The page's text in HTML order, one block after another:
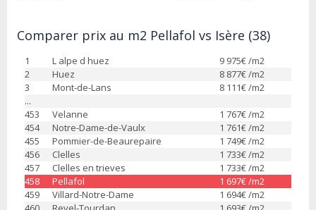
Comparer prix au m2 Pellafol vs Isère (38)
1 L alpe d huez 9 975€ /m2
2
Huez 8 877€ /m2
3
Mont-de-Lans 8 111€ /m2
...
453
Velanne 1 767€ /m2
454
Notre-Dame-de-Vaulx 1 761€ /m2
455
Pommier-de-Beaurepaire 1 749€ /m2
456
Clelles 1 733€ /m2
457
Clelles en trieves 1 733€ /m2
458
Pellafol 1 697€ /m2
459
Villard-Notre-Dame 1 694€ /m2